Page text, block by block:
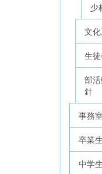
少
文
生
部
針
事務室
卒業
中学